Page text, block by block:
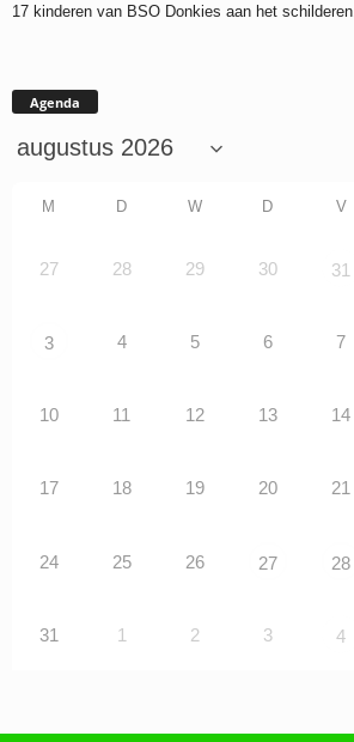
17 kinderen van BSO Donkies aan het schilderen.
Agenda
M D W D V
27 28 29 30 31
3 4 5 6 7
10 11 12 13 14
17 18 19 20 21
24 25 26 27 28
31 1 2 3 4